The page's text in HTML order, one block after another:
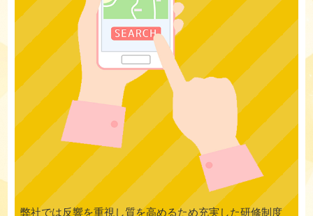
弊社では反響を重視し質を高めるため充実した研修制度